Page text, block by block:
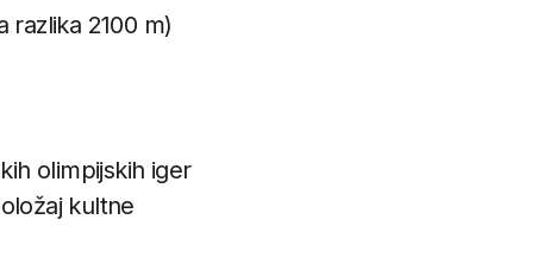
razlika 2100 m)
olimpijskih iger
kultne